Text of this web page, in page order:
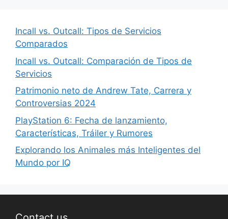
Incall vs. Outcall: Tipos de Servicios
Comparados
Incall vs. Outcall: Comparación de Tipos de
Servicios
Patrimonio neto de Andrew Tate, Carrera y
Controversias 2024
PlayStation 6: Fecha de lanzamiento,
Características, Tráiler y Rumores
Explorando los Animales más Inteligentes del
Mundo por IQ